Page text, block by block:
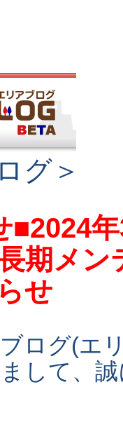
グ＞
■2024
期メン
せ
ログ(エ
して、